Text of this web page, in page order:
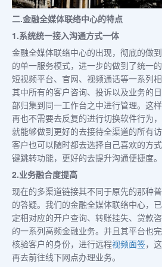
二.金融全媒体联络中心的特点
1.系统统一接入沟通方式一体
金融全媒体联络中心的出现，彻底的做
的单一服务模式，进一步的做到了统一
短视频平台、官网、视频通话等一系列
其中所有的客户咨询、投诉以及业务的
部归集到同一工作台之中进行管理。这
再也不需要去反复的进行切换软件行为
就能够做到更好的去接待全渠道的所有
客户也可以随时都去选择自己喜欢的方
键跳转功能，更好的去提升沟通便捷度。
2.业务融合度提高
现在的多渠道链接其不同于原先的那种
的答疑。我们的金融全媒体联络中心，
定相对应的开户查询、转账挂失、贷款
的一系列高频金融业务。并且其平台也
核验客户的身份，进行远程视频面签，
再去前往线下网点办理业务。